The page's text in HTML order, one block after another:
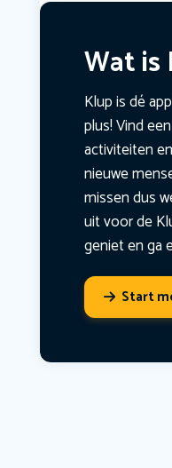
Wat is
Klup is dé
plus! Vind
activiteiten
nieuwe
missen dus
uit voor de
geniet en ga
Start